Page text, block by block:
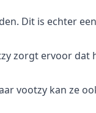
Dit is echter
zorgt ervoor
vootzy kan ze